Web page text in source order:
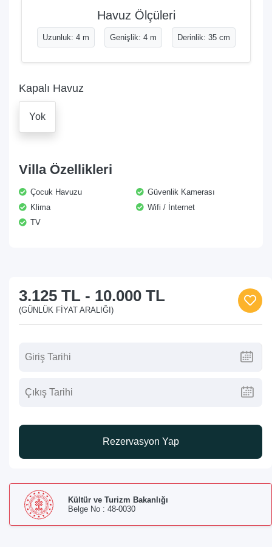
Havuz Ölçüleri
Uzunluk: 4 m Genişlik: 4 m Derinlik: 35 cm
Kapalı Havuz
Yok
Villa Özellikleri
Çocuk Havuzu
Güvenlik Kamerası
Klima
Wifi / İnternet
TV
3.125 TL - 10.000 TL
(GÜNLÜK FIYAT ARALIĞI)
Rezervasyon Yap
Kültür ve Turizm Bakanlığı
Belge No : 48-0030